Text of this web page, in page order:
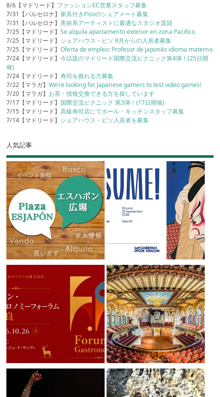
8/6【マドリード】 ファッションEC営業スタッフ募集
7/31【バルセロナ】家具付きPisoのシェアメート募集
7/31【バルセロナ】美術系アーティストに最適なスタジオ賃貸
7/25【マドリード】Se alquila apartamento exterior en zona Pacifico
7/25【マドリード】 シェアハウス・ピソ 9月からの入居者募集
7/25【マドリード】Oferta de empleo: Profesor de japonés idioma materno
7/24【マドリード】今話題のマドリード国際交流ピクニック第4弾！(25日開
催)
7/24【マドリード】寿司を握れる方募集
7/22【マラガ】We’re looking for Japanese gamers to test video games!
7/20【マラガ】 お茶・情報交換できる方を探しています
7/17【マドリード】 国際交流ピクニック 第3弾！(17日開催)
7/15【マドリード】高級寿司店にてホール・キッチンスタッフ募集
7/14【マドリード】 シェアハウス・ピソ入居者を募集
人気記事